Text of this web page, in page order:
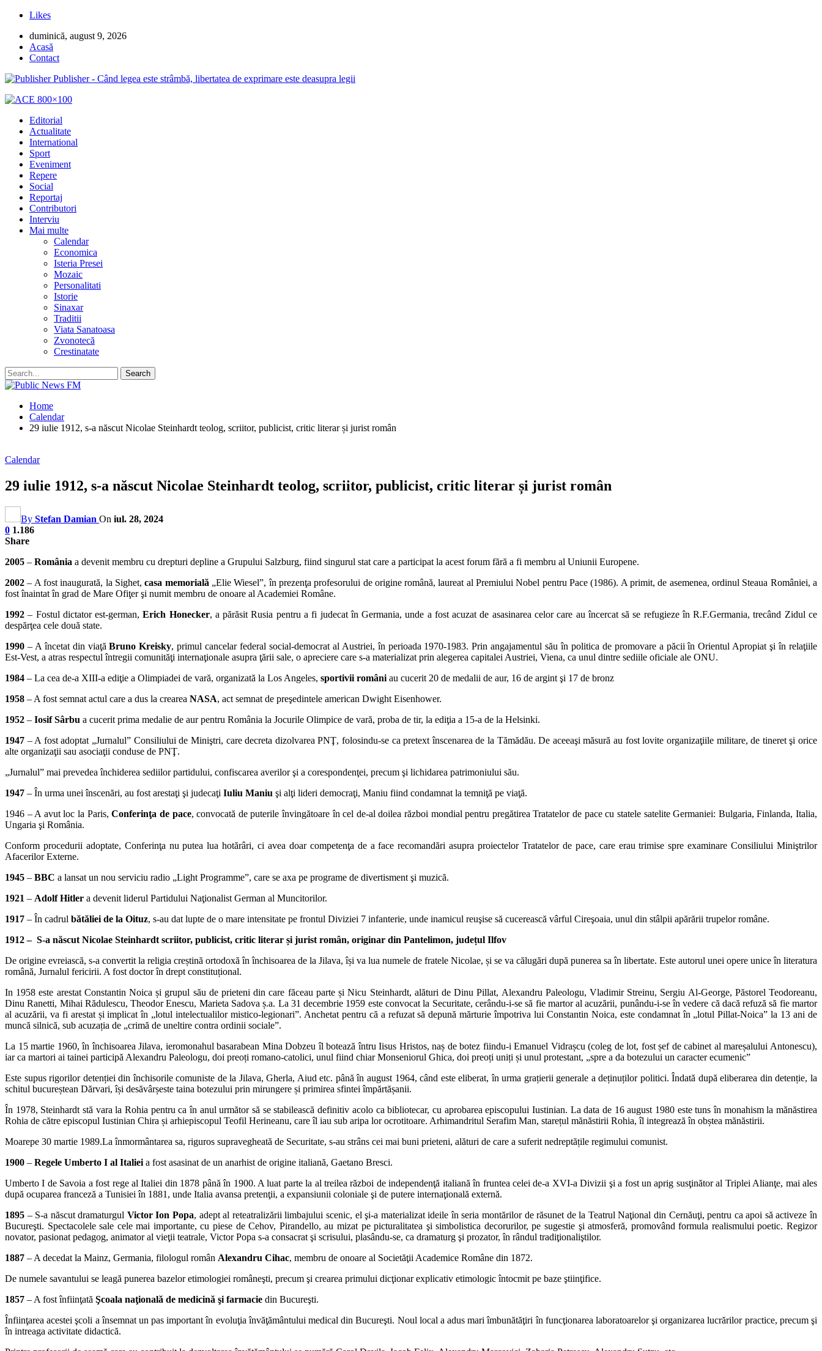
Likes
duminică, august 9, 2026
Acasă
Contact
Publisher - Când legea este strâmbă, libertatea de exprimare este deasupra legii
Editorial
Actualitate
International
Sport
Eveniment
Repere
Social
Reportaj
Contributori
Interviu
Mai multe
Calendar
Economica
Isteria Presei
Mozaic
Personalitati
Istorie
Sinaxar
Traditii
Viata Sanatoasa
Zvonotecă
Crestinatate
Home
Calendar
29 iulie 1912, s-a născut Nicolae Steinhardt teolog, scriitor, publicist, critic literar și jurist român
Calendar
29 iulie 1912, s-a născut Nicolae Steinhardt teolog, scriitor, publicist, critic literar și jurist român
By Stefan Damian On iul. 28, 2024
0 1.186
Share
2005 – România a devenit membru cu drepturi depline a Grupului Salzburg, fiind singurul stat care a participat la acest forum fără a fi membru al Uniunii Europene.
2002 – A fost inaugurată, la Sighet,casa memorială „Elie Wieselˮ, în prezenţa profesorului de origine română, laureat al Premiului Nobel pentru Pace (1986). A primit, de asemenea, ordinul Steaua României, a
fost înaintat în grad de Mare Ofiţer şi numit membru de onoare al Academiei Române.
1992 – Fostul dictator est-german,Erich Honecker, a părăsit Rusia pentru a fi judecat în Germania, unde a fost acuzat de asasinarea celor care au încercat să se refugieze în R.F.Germania, trecând Zidul ce
despărţea cele două state.
1990 – A încetat din viaţăBruno Kreisky, primul cancelar federal social-democrat al Austriei, în perioada 1970-1983. Prin angajamentul său în politica de promovare a păcii în Orientul Apropiat şi în relaţiile
Est-Vest, a atras respectul întregii comunităţi internaţionale asupra ţării sale, o apreciere care s-a materializat prin alegerea capitalei Austriei, Viena, ca unul dintre sediile oficiale ale ONU.
1984 – La cea de-a XIII-a ediţie a Olimpiadei de vară, organizată la Los Angeles, sportivii români au cucerit 20 de medalii de aur, 16 de argint şi 17 de bronz
1958 – A fost semnat actul care a dus la crearea NASA, act semnat de preşedintele american Dwight Eisenhower.
1952 – Iosif Sârbu a cucerit prima medalie de aur pentru România la Jocurile Olimpice de vară, proba de tir, la ediţia a 15-a de la Helsinki.
1947 – A fost adoptat „Jurnalulˮ Consiliului de Miniştri, care decreta dizolvarea PNŢ, folosindu-se ca pretext înscenarea de la Tămădău. De aceeaşi măsură au fost lovite organizaţiile militare, de tineret şi orice
alte organizaţii sau asociaţii conduse de PNŢ.
„Jurnalulˮ mai prevedea închiderea sediilor partidului, confiscarea averilor şi a corespondenţei, precum şi lichidarea patrimoniului său.
1947 – În urma unei înscenări, au fost arestaţi şi judecaţi Iuliu Maniu şi alţi lideri democraţi, Maniu fiind condamnat la temniţă pe viaţă.
1946 – A avut loc la Paris,Conferinţa de pace, convocată de puterile învingătoare în cel de-al doilea război mondial pentru pregătirea Tratatelor de pace cu statele satelite Germaniei: Bulgaria, Finlanda, Italia,
Ungaria şi România.
Conform procedurii adoptate, Conferinţa nu putea lua hotărâri, ci avea doar competenţa de a face recomandări asupra proiectelor Tratatelor de pace, care erau trimise spre examinare Consiliului Miniştrilor
Afacerilor Externe.
1945 – BBC a lansat un nou serviciu radio „Light Programmeˮ, care se axa pe programe de divertisment şi muzică.
1921 – Adolf Hitler a devenit liderul Partidului Naţionalist German al Muncitorilor.
1917 – În cadrul bătăliei de la Oituz, s-au dat lupte de o mare intensitate pe frontul Diviziei 7 infanterie, unde inamicul reuşise să cucerească vârful Cireşoaia, unul din stâlpii apărării trupelor române.
1912 – S-a născut Nicolae Steinhardt scriitor, publicist, critic literar și jurist român, originar din Pantelimon, județul Ilfov
De origine evreiască, s-a convertit la religia creștină ortodoxă în închisoarea de la Jilava, își va lua numele de fratele Nicolae, și se va călugări după punerea sa în libertate. Este autorul unei opere unice în literatura
română, Jurnalul fericirii. A fost doctor în drept constituțional.
In 1958 este arestat Constantin Noica și grupul său de prieteni din care făceau parte și Nicu Steinhardt, alături de Dinu Pillat, Alexandru Paleologu, Vladimir Streinu, Sergiu Al-George, Păstorel Teodoreanu,
Dinu Ranetti, Mihai Rădulescu, Theodor Enescu, Marieta Sadova ș.a. La 31 decembrie 1959 este convocat la Securitate, cerându-i-se să fie martor al acuzării, punându-i-se în vedere că dacă refuză să fie martor
al acuzării, va fi arestat și implicat în „lotul intelectualilor mistico-legionari”. Anchetat pentru că a refuzat să depună mărturie împotriva lui Constantin Noica, este condamnat în „lotul Pillat-Noica” la 13 ani de
muncă silnică, sub acuzația de „crimă de uneltire contra ordinii sociale”.
La 15 martie 1960, în închisoarea Jilava, ieromonahul basarabean Mina Dobzeu îl botează întru Iisus Hristos, naș de botez fiindu-i Emanuel Vidrașcu (coleg de lot, fost șef de cabinet al mareșalului Antonescu),
iar ca martori ai tainei participă Alexandru Paleologu, doi preoți romano-catolici, unul fiind chiar Monseniorul Ghica, doi preoți uniți și unul protestant, „spre a da botezului un caracter ecumenic”
Este supus rigorilor detenției din închisorile comuniste de la Jilava, Gherla, Aiud etc. până în august 1964, când este eliberat, în urma grațierii generale a deținuților politici. Îndată după eliberarea din detenție, la
schitul bucureștean Dărvari, își desăvârșeste taina botezului prin mirungere și primirea sfintei împărtășanii.
În 1978, Steinhardt stă vara la Rohia pentru ca în anul următor să se stabilească definitiv acolo ca bibliotecar, cu aprobarea episcopului Iustinian. La data de 16 august 1980 este tuns în monahism la mănăstirea
Rohia de către episcopul Iustinian Chira și arhiepiscopul Teofil Herineanu, care îl iau sub aripa lor ocrotitoare. Arhimandritul Serafim Man, starețul mănăstirii Rohia, îl integrează în obștea mănăstirii.
Moarepe 30 martie 1989.La înmormântarea sa, riguros supravegheată de Securitate, s-au strâns cei mai buni prieteni, alături de care a suferit nedreptățile regimului comunist.
1900 – Regele Umberto I al Italiei a fost asasinat de un anarhist de origine italiană, Gaetano Bresci.
Umberto I de Savoia a fost rege al Italiei din 1878 până în 1900. A luat parte la al treilea război de independenţă italiană în fruntea celei de-a XVI-a Divizii şi a fost un aprig susţinător al Triplei Alianţe, mai ales
după ocuparea franceză a Tunisiei în 1881, unde Italia avansa pretenţii, a expansiunii coloniale şi de putere internaţională externă.
1895 – S-a născut dramaturgul Victor Ion Popa, adept al reteatralizării limbajului scenic, el şi-a materializat ideile în seria montărilor de răsunet de la Teatrul Naţional din Cernăuţi, pentru ca apoi să activeze în
Bucureşti. Spectacolele sale cele mai importante, cu piese de Cehov, Pirandello, au mizat pe picturalitatea şi simbolistica decorurilor, pe sugestie şi atmosferă, promovând formula realismului poetic. Regizor
novator, pasionat pedagog, animator al vieţii teatrale, Victor Popa s-a consacrat şi scrisului, plasându-se, ca dramaturg şi prozator, în rândul tradiţionaliştilor.
1887 – A decedat la Mainz, Germania, filologul român Alexandru Cihac, membru de onoare al Societăţii Academice Române din 1872.
De numele savantului se leagă punerea bazelor etimologiei româneşti, precum şi crearea primului dicţionar explicativ etimologic întocmit pe baze ştiinţifice.
1857 – A fost înfiinţată Şcoala naţională de medicină şi farmacie din Bucureşti.
Înfiinţarea acestei şcoli a însemnat un pas important în evoluţia învăţământului medical din Bucureşti. Noul local a adus mari îmbunătăţiri în funcţionarea laboratoarelor şi organizarea lucrărilor practice, precum şi
în intreaga activitate didactică.